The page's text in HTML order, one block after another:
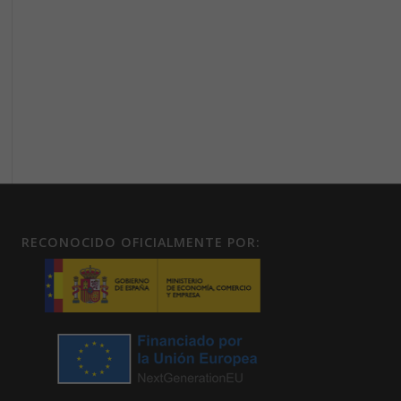
RECONOCIDO OFICIALMENTE POR: